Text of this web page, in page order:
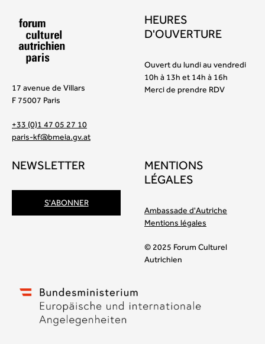
17 avenue de Villars
F 75007 Paris
+33 (0)1 47 05 27 10
paris-kf@bmeia.gv.at
HEURES
D'OUVERTURE
Ouvert du lundi au vendredi
10h à 13h et 14h à 16h
Merci de prendre RDV
NEWSLETTER
S'ABONNER
MENTIONS
LÉGALES
Ambassade d'Autriche
Mentions légales
© 2025 Forum Culturel
Autrichien